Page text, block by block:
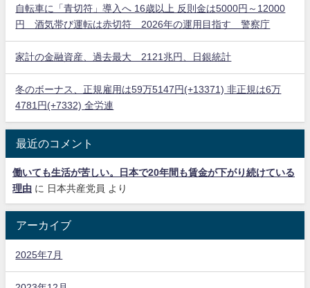
自転車に「青切符」導入へ 16歳以上 反則金は5000円～12000
円 酒気帯び運転は赤切符 2026年の運用目指す 警察庁
家計の金融資産、過去最大 2121兆円、日銀統計
冬のボーナス、正規雇用は59万5147円(+13371) 非正規は6万
4781円(+7332) 全労連
最近のコメント
働いても生活が苦しい。日本で20年間も賃金が下がり続けている
理由 に 日本共産党員 より
アーカイブ
2025年7月